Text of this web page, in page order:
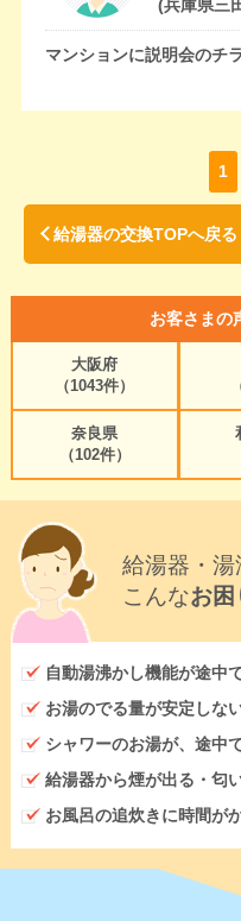
(兵庫県三
マンションに説明会のチ
1
給湯器の交換TOPへ戻る
お客さまの
大阪府
（1043件）
奈良県
（102件）
給湯器・
こんなお困
自動湯沸かし機能が途中
お湯のでる量が安定しな
シャワーのお湯が、途中
給湯器から煙が出る・匂
お風呂の追炊きに時間が